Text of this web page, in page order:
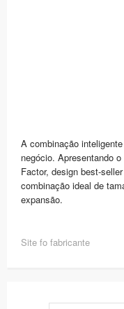
A combinação
negócio. Apresentando
Factor, design best-
combinação ideal de
expansão.
Site fo fabricante